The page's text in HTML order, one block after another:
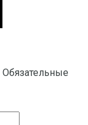
Обязательные